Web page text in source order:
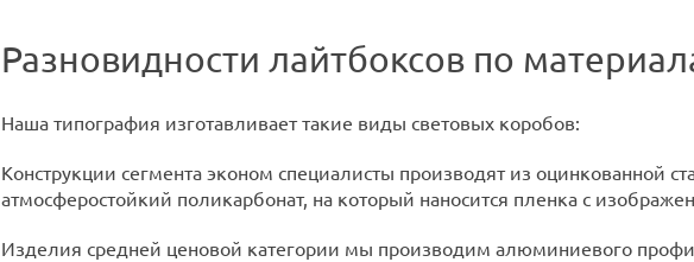
Разновидности лайтбоксов по
Наша типография изготавливает такие виды световых коробов:
Конструкции сегмента эконом специалисты производят из оцинкованной
атмосферостойкий поликарбонат, на который наносится пленка с
Изделия средней ценовой категории мы производим алюминиевого